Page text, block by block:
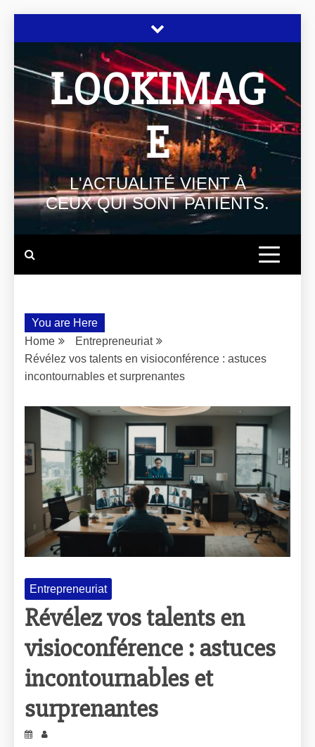
LOOKIMAG
E
L'ACTUALITÉ VIENT À
CEUX QUI SONT PATIENTS.
You are Here
Home
Entrepreneuriat
Révélez vos talents en visioconférence : astuces
incontournables et surprenantes
Entrepreneuriat
Révélez vos talents en
visioconférence : astuces
incontournables et
surprenantes